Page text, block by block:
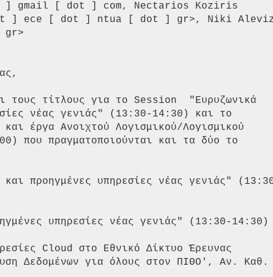
gmail [ dot ] com, Nectarios Koziris
] ece [ dot ] ntua [ dot ] gr>, Niki
τους τίτλους για το Session  "Eυρυζωνικά
νέας γενιάς" (13:30-14:30) και το
έργα Ανοιχτού Λογισμικού/Λογισμικού
που πραγματοποιούνται και τα δύο το
και προηγμένες υπηρεσίες νέας γενιάς"
υπηρεσίες νέας γενιάς" (13:30-14:30)
Cloud στο Εθνικό Δίκτυο Έρευνας
Δεδομένων για όλους στον ΠΙΘΟ', Αν. Καθ.